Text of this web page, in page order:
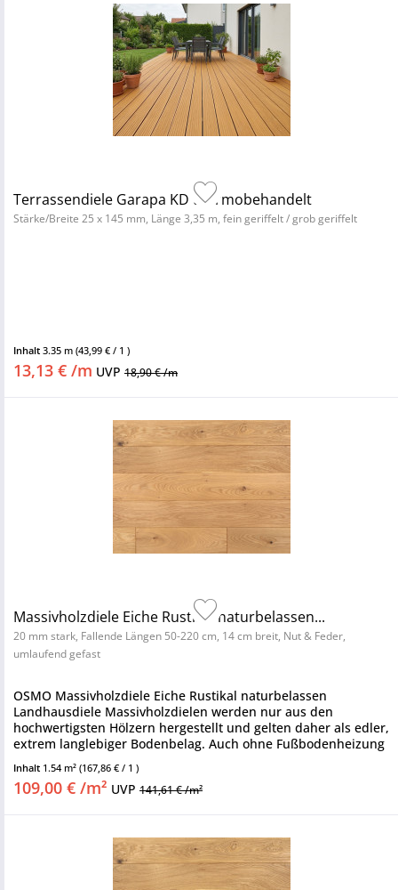
Terrassendiele Garapa KD thermobehandelt
Stärke/Breite 25 x 145 mm, Länge 3,35 m, fein geriffelt / grob geriffelt
Inhalt 3.35 m (43,99 € / 1 )
13,13 € /m UVP 18,90 € /m
Massivholzdiele Eiche Rustikal naturbelassen...
20 mm stark, Fallende Längen 50-220 cm, 14 cm breit, Nut & Feder,
umlaufend gefast
OSMO Massivholzdiele Eiche Rustikal naturbelassen
Landhausdiele Massivholzdielen werden nur aus den
hochwertigsten Hölzern hergestellt und gelten daher als edler,
extrem langlebiger Bodenbelag. Auch ohne Fußbodenheizung
sind sie stets...
Inhalt 1.54 m² (167,86 € / 1 )
109,00 € /m² UVP 141,61 € /m²